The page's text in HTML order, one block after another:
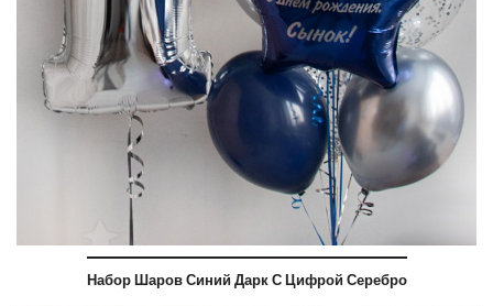
Набор Шаров Синий Дарк С Цифрой Серебро